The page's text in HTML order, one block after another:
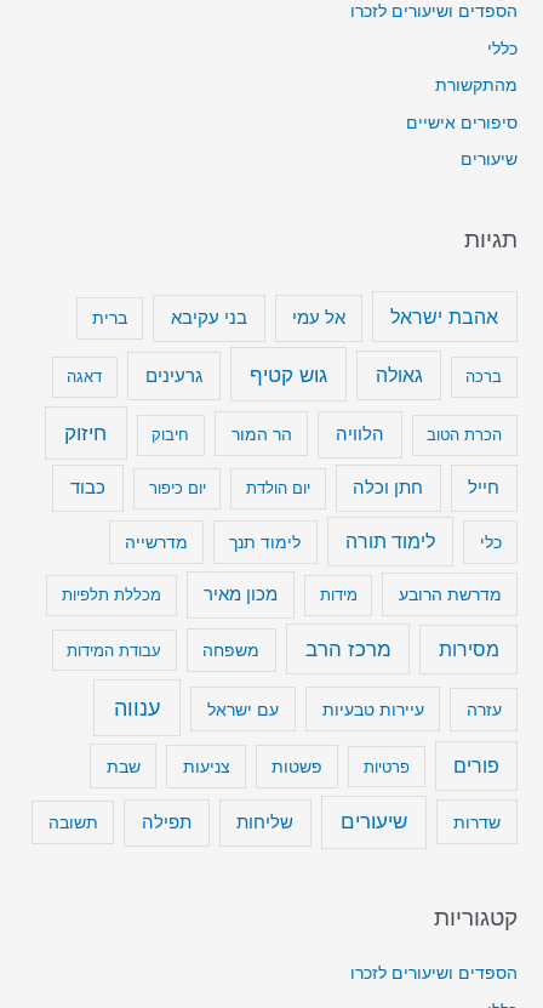
הספדים ושיעורים לזכרו
כללי
מהתקשורת
סיפורים אישיים
שיעורים
תגיות
אהבת ישראל אל עמי בני עקיבא ברית
ברכה גאולה גוש קטיף גרעינים דאגה
הכרת הטוב הלוויה הר המור חיבוק חיזוק
חייל חתן וכלה יום הולדת יום כיפור כבוד
כלי לימוד תורה לימוד תנך מדרשייה
מדרשת הרובע מידות מכון מאיר מכללת תלפיות
מסירות מרכז הרב משפחה עבודת המידות
עזרה עיירות טבעיות עם ישראל ענווה
פורים פרטיות פשטות צניעות שבת
שדרות שיעורים שליחות תפילה תשובה
קטגוריות
הספדים ושיעורים לזכרו